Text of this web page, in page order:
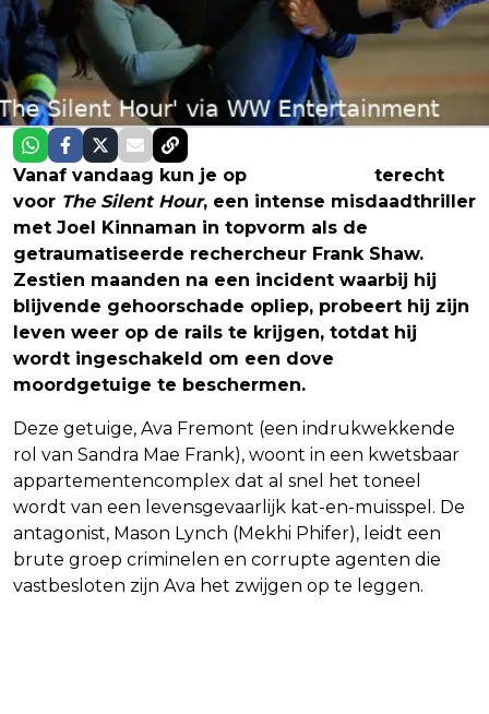
Vanaf vandaag kun je op
terecht
voor The Silent Hour, een intense misdaadthriller
met Joel Kinnaman in topvorm als de
getraumatiseerde rechercheur Frank Shaw.
Zestien maanden na een incident waarbij hij
blijvende gehoorschade opliep, probeert hij zijn
leven weer op de rails te krijgen, totdat hij
wordt ingeschakeld om een dove
moordgetuige te beschermen.
Deze getuige, Ava Fremont (een indrukwekkende
rol van Sandra Mae Frank), woont in een kwetsbaar
appartementencomplex dat al snel het toneel
wordt van een levensgevaarlijk kat-en-muisspel. De
antagonist, Mason Lynch (Mekhi Phifer), leidt een
brute groep criminelen en corrupte agenten die
vastbesloten zijn Ava het zwijgen op te leggen.